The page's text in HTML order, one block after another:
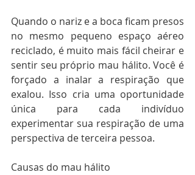
Quando o nariz e a boca ficam presos
no mesmo pequeno espaço aéreo
reciclado, é muito mais fácil cheirar e
sentir seu próprio mau hálito. Você é
forçado a inalar a respiração que
exalou. Isso cria uma oportunidade
única para cada indivíduo
experimentar sua respiração de uma
perspectiva de terceira pessoa.
Causas do mau hálito